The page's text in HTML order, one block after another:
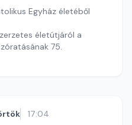
Egyház életéből
életútjáról a
75.
17:04